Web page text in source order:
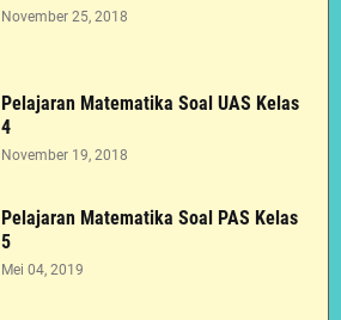
November 25, 2018
Pelajaran Matematika Soal UAS Kelas
4
November 19, 2018
Pelajaran Matematika Soal PAS Kelas
5
Mei 04, 2019